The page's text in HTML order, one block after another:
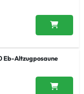
Eb-Altzugposaune